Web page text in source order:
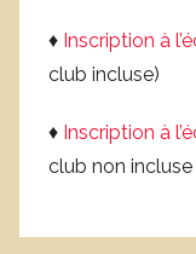
♦ Inscription à
club incluse)
♦ Inscription à
club non